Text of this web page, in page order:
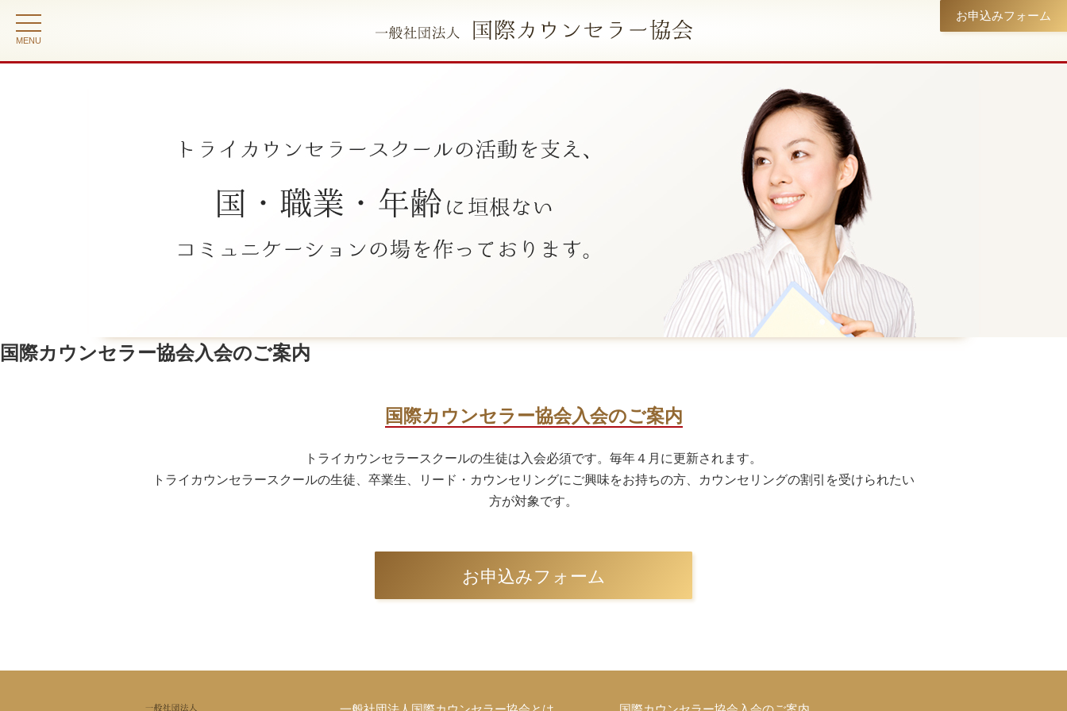
toggle
navigation
お申込みフォーム
国際カウンセラー協会入会のご案内
国際カウンセラー協会入会のご案内
トライカウンセラースクールの生徒は入会必須です。毎年４月に更新されます。
トライカウンセラースクールの生徒、卒業生、リード・カウンセリングにご興味をお持ちの方、カウンセリングの割引を受けられたい
方が対象です。
お申込みフォーム